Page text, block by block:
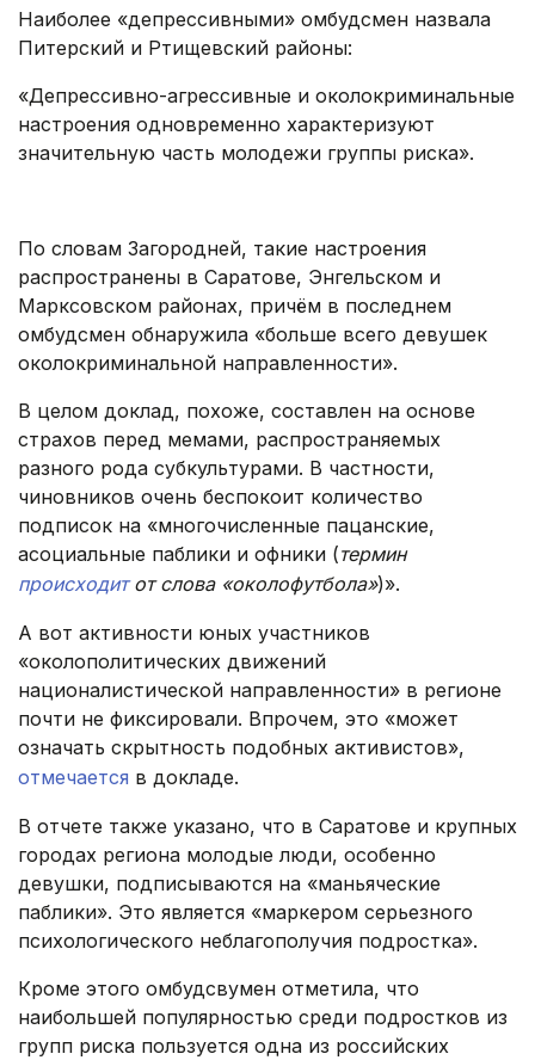
Наиболее «депрессивными» омбудсмен назвала
Питерский и Ртищевский районы:
«Депрессивно-агрессивные и околокриминальные
настроения одновременно характеризуют
значительную часть молодежи группы риска».
По словам Загородней, такие настроения
распространены в Саратове, Энгельском и
Марксовском районах, причём в последнем
омбудсмен обнаружила «больше всего девушек
околокриминальной направленности».
В целом доклад, похоже, составлен на основе
страхов перед мемами, распространяемых
разного рода субкультурами. В частности,
чиновников очень беспокоит количество
подписок на «многочисленные пацанские,
асоциальные паблики и офники (термин
происходитот слова «околофутбола»)».
А вот активности юных участников
«околополитических движений
националистической направленности» в регионе
почти не фиксировали. Впрочем, это «может
означать скрытность подобных активистов»,
отмечается в докладе.
В отчете также указано, что в Саратове и крупных
городах региона молодые люди, особенно
девушки, подписываются на «маньяческие
паблики». Это является «маркером серьезного
психологического неблагополучия подростка».
Кроме этого омбудсвумен отметила, что
наибольшей популярностью среди подростков из
групп риска пользуется одна из российских